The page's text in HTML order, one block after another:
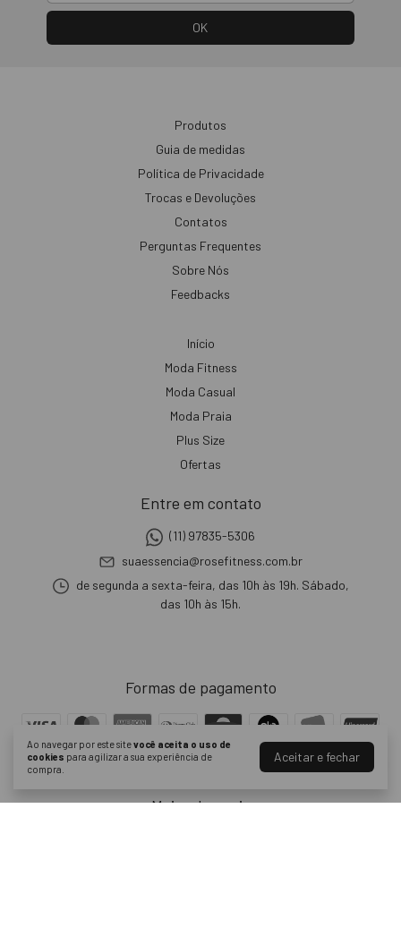
Ao navegar por este sitevocê aceita o uso de
cookies para agilizar a sua experiência de
compra.
Aceitar e fechar
Produtos
Guia de medidas
Política de Privacidade
Trocas e Devoluções
Contatos
Perguntas Frequentes
Sobre Nós
Feedbacks
Início
Moda Fitness
Moda Casual
Moda Praia
Plus Size
Ofertas
Entre em contato
(11) 97835-5306
suaessencia@rosefitness.com.br
de segunda a sexta-feira, das 10h às 19h. Sábado,
das 10h às 15h.
Formas de pagamento
Meios de envio